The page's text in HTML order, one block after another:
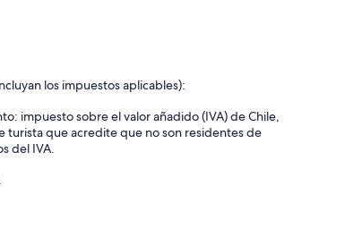
los impuestos aplicables):
impuesto sobre el valor añadido (IVA) de Chile,
turista que acredite que no son residentes de
del IVA.